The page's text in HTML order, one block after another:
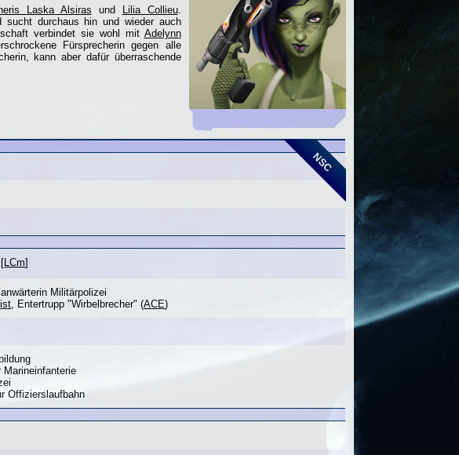
Laska Alsiras und Lilia Collieu.
sucht durchaus hin und wieder auch
verbindet sie wohl mit Adelynn
Fürsprecherin gegen alle
kann aber dafür überraschende
NSC
[LCm]
Militärpolizei
, Entertrupp "Wirbelbrecher" (ACE)
Marineinfanterie
Offizierslaufbahn